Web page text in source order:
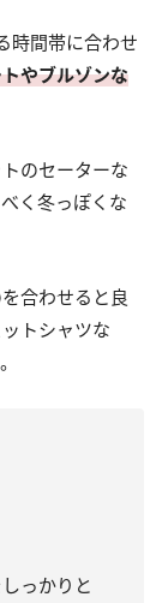
時間帯に合わせ
やブルゾンな
のセーターな
く冬っぽくな
合わせると良
トシャツな
っかりと